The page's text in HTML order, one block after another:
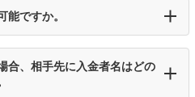
能ですか。
合、相手先に入金者名はどの